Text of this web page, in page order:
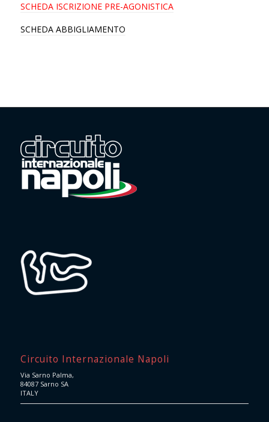
SCHEDA ISCRIZIONE PRE-AGONISTICA
SCHEDA ABBIGLIAMENTO
Circuito Internazionale Napoli
Via Sarno Palma,
84087 Sarno SA
ITALY